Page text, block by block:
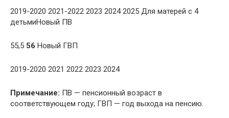
2019-2020 2021-2022 2023 2024 2025 Для матерей с 4
детьмиНовый ПВ
55,5 56 Новый ГВП
2019-2020 2021 2022 2023 2024
Примечание: ПВ — пенсионный возраст в
соответствующем году; ГВП — год выхода на пенсию.